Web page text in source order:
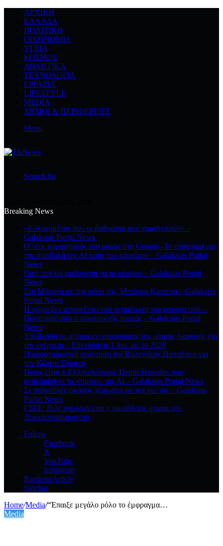
ΑΡΧΙΚΉ
ΕΛΛΆΔΑ
ΠΟΛΙΤΙΚΉ
ΟΙΚΟΝΟΜΊΑ
ΥΓΕΊΑ
ΚΌΣΜΟΣ
ΑΘΛΗΤΙΚΆ
ΤΕΧΝΟΛΟΓΙΆ
ΕΡΓΑΣΊΑ
LIFESTYLE
MEDIA
ΔΉΜΟΙ & ΠΕΡΙΦΈΡΕΙΕΣ
Menu
Search for
Breaking News
«Ευλογημένος που οι άνθρωποι μού χαμογελούν» –
Galaksias Portal News
O νέος στρατηγικός του ρόλος στη Google -Το στοίχημα για
την συμβολή της ΑΙ κατά του καρκίνου – Galaksias Portal
News
Γιατί πολλοί φοβούνται να τα κόψουν – Galaksias Portal
News
Στη Μύκονο με την κόρη της, Μπιάνκα Κρασσά – Galaksias
Portal News
Η χώρα δεν μπορεί να είναι αιχμάλωτη του ρουσφετιού –
Προτεραιότητα ο πρωτογενής τομεάς – Galaksias Portal
News
Υπεβλήθη το αίτημα ενεργοποίησης της ρήτρας διαφυγής για
την ενέργεια – Επενδύσεις 1 δισ. ως το 2028
Η αποστομωτική απάντηση της Βαλεντίνης Παπαδάκη για
τον Κώστα Σόμμερ
Ποιος είναι ο Ελληνοκύπριος Demis Hassabis που
αναλαμβάνει το «τιμόνι» της ΑΙ – Galaksias Portal News
Σε πολυτελές σκάφος χέρι-χέρι με τον γιο της – Galaksias
Portal News
ΓΣΕΕ: Πώς υπολογίζεται η αμοιβή της αργίας του
Δεκαπενταύγουστου
Follow
Facebook
X
YouTube
Instagram
Random Article
Sidebar
Home/Media/“Έπαιξε μεγάλο ρόλο το έμφραγμα…
Media